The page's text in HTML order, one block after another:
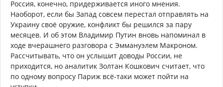
Россия, конечно, придерживается иного мнения.
Наоборот, если бы Запад совсем перестал отправлять на
Украину своё оружие, конфликт бы решился за пару
месяцев. И об этом Владимир Путин вновь напоминал в
ходе вчерашнего разговора с Эммануэлем Макроном.
Рассчитывать, что он услышит доводы России, не
приходится, но аналитик Золтан Кошкович считает, что
по одному вопросу Париж всё-таки может пойти на